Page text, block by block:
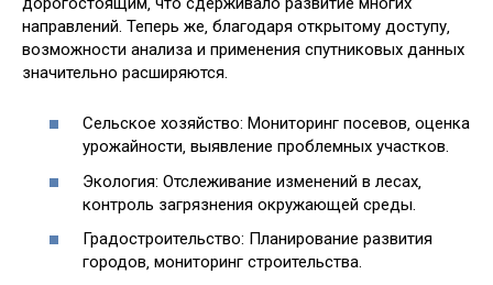
направлений. Теперь же‚ благодаря открытому доступу‚
возможности анализа и применения спутниковых данных
значительно расширяются.
Сельское хозяйство: Мониторинг посевов‚ оценка
урожайности‚ выявление проблемных участков.
Экология: Отслеживание изменений в лесах‚
контроль загрязнения окружающей среды.
Градостроительство: Планирование развития
городов‚ мониторинг строительства.